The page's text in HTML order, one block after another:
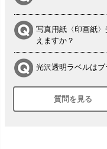
写真用紙〈印画紙
えますか？
光沢透明ラベルは
シルバーペーパー
は？
質問を見る